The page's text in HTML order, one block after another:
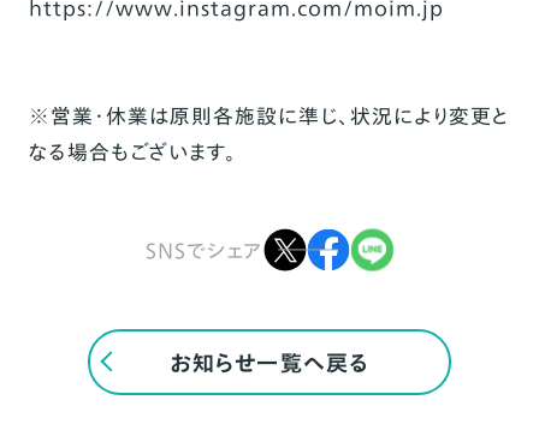
https://www.instagram.com/moim.jp
※営業・休業は原則各施設に準じ、状況により変更と
なる場合もございます。
SNSでシェア
お知らせ一覧へ戻る